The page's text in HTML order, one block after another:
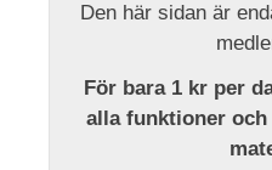
Den här sidan är
För bara 1 kr per
alla funktioner